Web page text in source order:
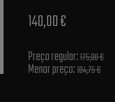
140,00 €
Preço regular:175,00 €
Menor preço:184,75 €